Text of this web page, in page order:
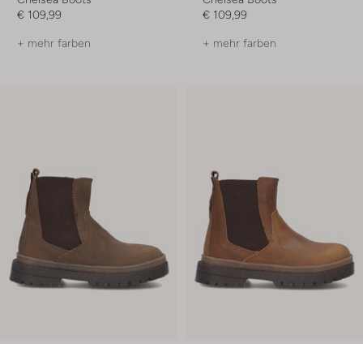
€ 109,99
+ mehr farben
€ 109,99
+ mehr farben